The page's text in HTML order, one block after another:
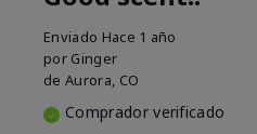
Enviado Hace 1 año
por Ginger
de Aurora, CO
Comprador verificado